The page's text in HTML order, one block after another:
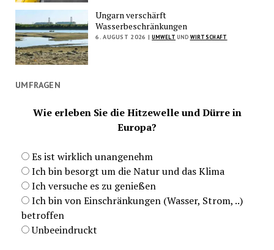
Ungarn verschärft
Wasserbeschränkungen
6. AUGUST 2026 | UMWELT UND WIRTSCHAFT
UMFRAGEN
Wie erleben Sie die Hitzewelle und Dürre in
Europa?
Es ist wirklich unangenehm
Ich bin besorgt um die Natur und das Klima
Ich versuche es zu genießen
Ich bin von Einschränkungen (Wasser, Strom, ..)
betroffen
Unbeeindruckt